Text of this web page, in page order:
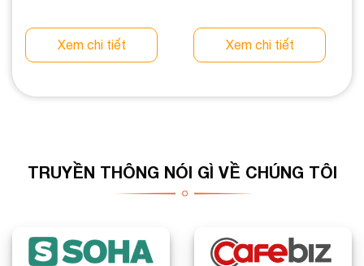
Xem chi tiết Xem chi tiết
TRUYỀN THÔNG NÓI GÌ VỀ CHÚNG TÔI